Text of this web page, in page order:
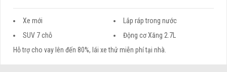
Xe mới
Lắp ráp trong nước
SUV 7 chỗ
Động cơ Xăng 2.7L
Hỗ trợ cho vay lên đến 80%, lái xe thử miễn phí tại nhà.